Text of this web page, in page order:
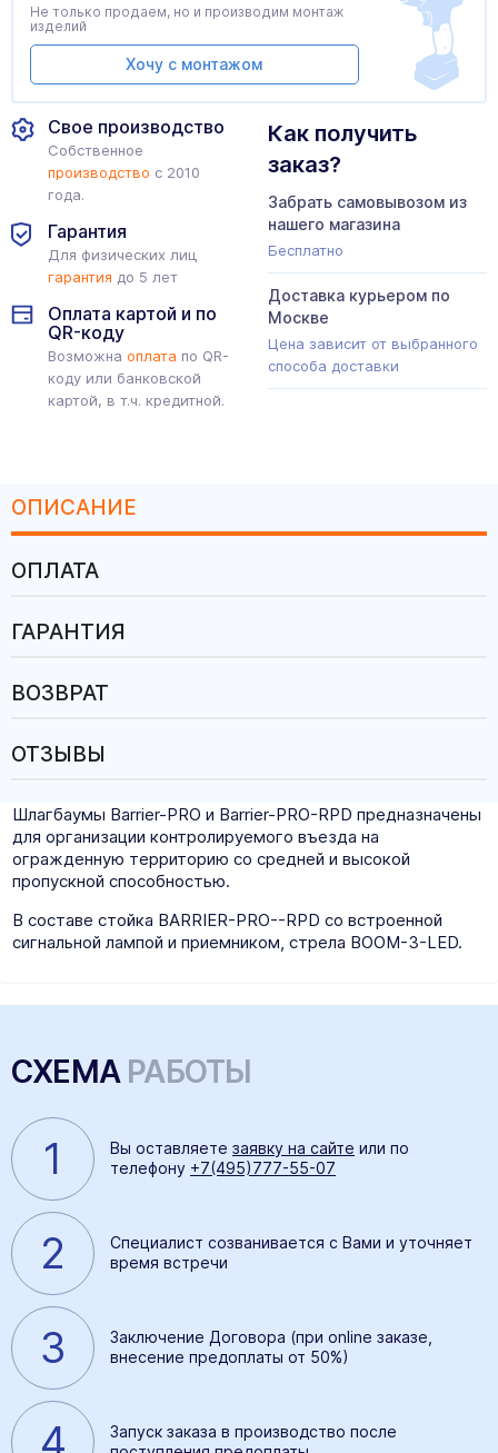
Свое производство
Собственное
производство с 2010
года.
Гарантия
Для физических лиц
гарантия до 5 лет
Оплата картой и по
QR-коду
Возможна оплата по QR-
коду или банковской
картой, в т.ч. кредитной.
Как получить
заказ?
Забрать самовывозом из
нашего магазина
Бесплатно
Доставка курьером по
Москве
Цена зависит от выбранного
способа доставки
Не только продаем, но и производим монтаж
изделий
Хочу с монтажом
ОПИСАНИЕ
ОПЛАТА
ГАРАНТИЯ
ВОЗВРАТ
ОТЗЫВЫ
Шлагбаумы Barrier-PRO и Barrier-PRO-RPD предназначены
для организации контролируемого въезда на
огражденную территорию со средней и высокой
пропускной способностью.
В составе стойка BARRIER-PRO--RPD со встроенной
сигнальной лампой и приемником, стрела BOOM-3-LED.
СХЕМА РАБОТЫ
1 Вы оставляете заявку на сайте или по
телефону +7(495)777-55-07
2
Специалист созванивается с Вами и уточняет
время встречи
3
Заключение Договора (при online заказе,
внесение предоплаты от 50%)
4
Запуск заказа в производство после